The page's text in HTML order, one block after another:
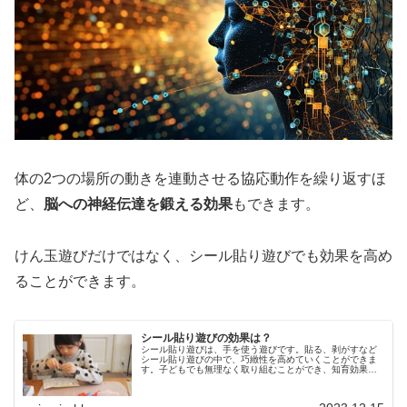
体の2つの場所の動きを連動させる協応動作を繰り返すほ
ど、 脳への神経伝達を鍛える効果もできます。
けん玉遊びだけではなく、シール貼り遊びでも効果を高め
ることができます。
シール貼り遊びの効果は？
シール貼り遊びは、手を使う遊びです。貼る、剥がすなど
シール貼り遊びの中で、巧緻性を高めていくことができま
す。子どもでも無理なく取り組むことができ、知育効果も